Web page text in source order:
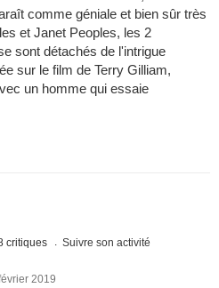
comme géniale et bien sûr très
et Janet Peoples, les 2
sont détachés de l'intrigue
sur le film de Terry Gilliam,
un homme qui essaie
critiques Suivre son activité
2019